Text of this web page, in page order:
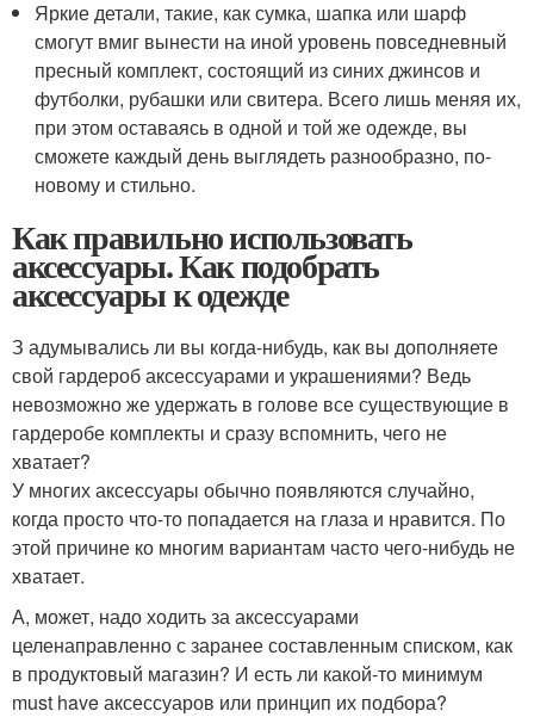
Яркие детали, такие, как сумка, шапка или шарф
смогут вмиг вынести на иной уровень повседневный
пресный комплект, состоящий из синих джинсов и
футболки, рубашки или свитера. Всего лишь меняя их,
при этом оставаясь в одной и той же одежде, вы
сможете каждый день выглядеть разнообразно, по-
новому и стильно.
Как правильно использовать
аксессуары. Как подобрать
аксессуары к одежде
З адумывались ли вы когда-нибудь, как вы дополняете
свой гардероб аксессуарами и украшениями? Ведь
невозможно же удержать в голове все существующие в
гардеробе комплекты и сразу вспомнить, чего не
хватает?
У многих аксессуары обычно появляются случайно,
когда просто что-то попадается на глаза и нравится. По
этой причине ко многим вариантам часто чего-нибудь не
хватает.
А, может, надо ходить за аксессуарами
целенаправленно с заранее составленным списком, как
в продуктовый магазин? И есть ли какой-то минимум
must have аксессуаров или принцип их подбора?